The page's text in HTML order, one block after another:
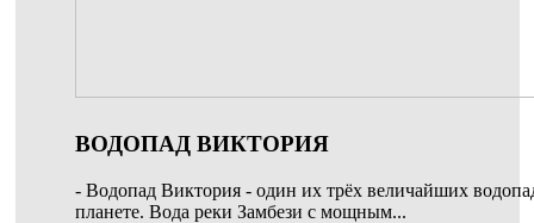
ВОДОПАД ВИКТОРИЯ
- Водопад Виктория - один их трёх величайших
планете. Вода реки Замбези с мощным...